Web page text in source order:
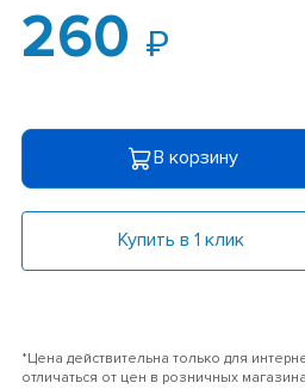
260
В корзину
Купить в 1 клик
*Цена действительна только для
отличаться от цен в розничных